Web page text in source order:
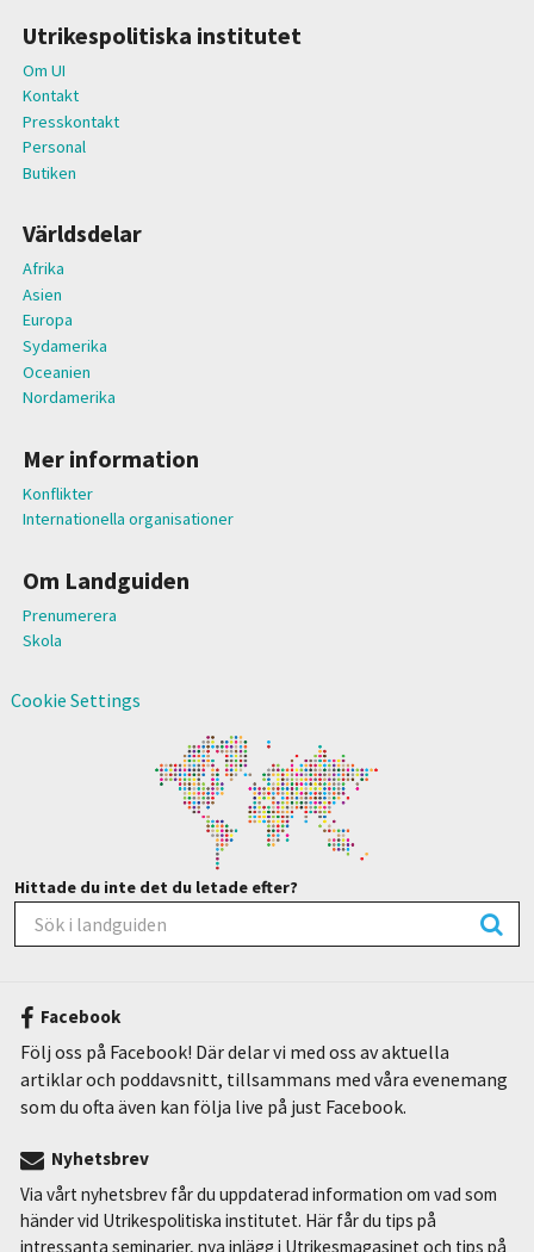
Utrikespolitiska institutet
Om UI
Kontakt
Presskontakt
Personal
Butiken
Världsdelar
Afrika
Asien
Europa
Sydamerika
Oceanien
Nordamerika
Mer information
Konflikter
Internationella organisationer
Om Landguiden
Prenumerera
Skola
Cookie Settings
Hittade du inte det du letade efter?
Facebook
Följ oss på Facebook! Där delar vi med oss av aktuella
artiklar och poddavsnitt, tillsammans med våra evenemang
som du ofta även kan följa live på just Facebook.
Nyhetsbrev
Via vårt nyhetsbrev får du uppdaterad information om vad som
händer vid Utrikespolitiska institutet. Här får du tips på
intressanta seminarier, nya inlägg i Utrikesmagasinet och tips på